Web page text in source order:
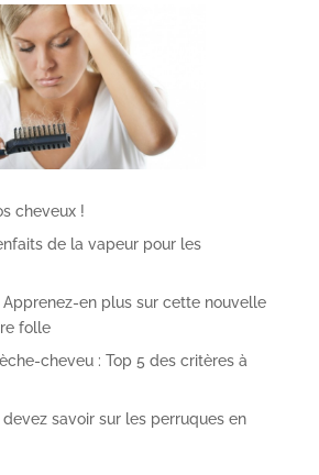
cheveux !
de la vapeur pour les
Apprenez-en plus sur cette nouvelle
folle
cheveu : Top 5 des critères à
savoir sur les perruques en